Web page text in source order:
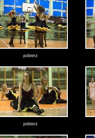
pobierz
pobierz